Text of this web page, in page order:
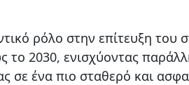
ρόλο στην επίτευξη του
το 2030, ενισχύοντας
σε ένα πιο σταθερό και